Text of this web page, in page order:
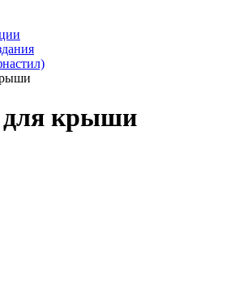
крыши